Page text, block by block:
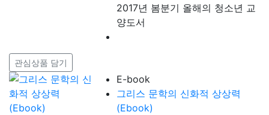
2017년 봄분기 올해의 청소년 교
양도서
관심상품 담기
E-book
그리스 문학의 신화적 상상력
(Ebook)